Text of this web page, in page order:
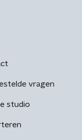
vragen
studio